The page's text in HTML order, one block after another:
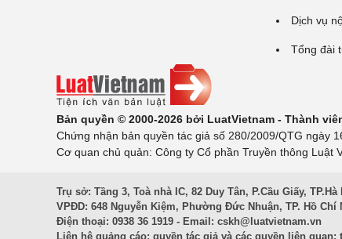
Dịch vụ
Tổng đài
Bản quyền © 2000-2026 bởi LuatVietnam - Thành
Chứng nhận bản quyền tác giả số 280/2009/QTG ngày
Cơ quan chủ quản: Công ty Cổ phần Truyền thông Luật
Trụ sở: Tầng 3, Toà nhà IC, 82 Duy Tân, P.Cầu Giấy, TP.Hà
VPĐD: 648 Nguyễn Kiệm, Phường Đức Nhuận, TP. Hồ Chí
Điện thoại: 0938 36 1919 - Email: cskh@luatvietnam.vn
Liên hệ quảng cáo; quyền tác giả và các quyền liên quan: